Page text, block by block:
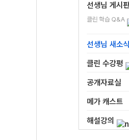
선생님 게시
클린 학습 Q&A
선생님 새소식
클린 수강평
공개자료실
메가 캐스트
해설강의